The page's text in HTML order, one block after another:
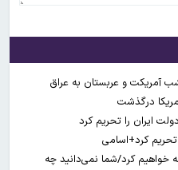
درگذشت
خواهیم کرد/شما نمی‌دانید چه